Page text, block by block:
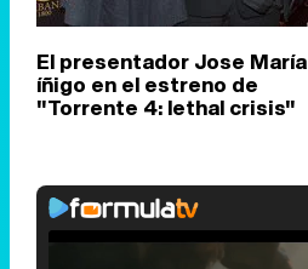
El presentador Jose María
íñigo en el estreno de
"Torrente 4: lethal crisis"